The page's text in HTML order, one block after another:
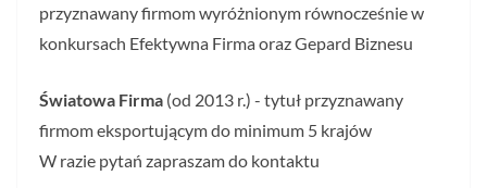
przyznawany firmom wyróżnionym równocześnie w
konkursach Efektywna Firma oraz Gepard Biznesu
Światowa Firma (od 2013 r.) - tytuł przyznawany
firmom eksportującym do minimum 5 krajów
W razie pytań zapraszam do kontaktu